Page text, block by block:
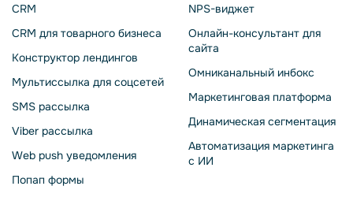
CRM
CRM для товарного бизнеса
Конструктор лендингов
Мультиссылка для соцсетей
SMS рассылка
Viber рассылка
Web push уведомления
Попап формы
NPS-виджет
Онлайн-консультант для
сайта
Омниканальный инбокс
Маркетинговая платформа
Динамическая сегментация
Автоматизация маркетинга
с ИИ